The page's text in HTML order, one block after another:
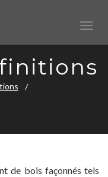
de bois façonnés tels